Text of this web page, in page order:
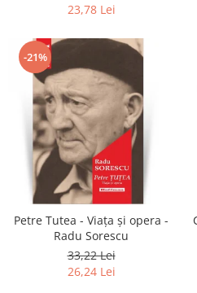
23,78 Lei
-21%
Petre Tutea - Viaţa şi opera -
Radu Sorescu
33,22 Lei
26,24 Lei